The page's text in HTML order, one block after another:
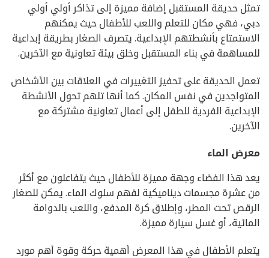
تمثل حديقة المستقبل إضافة مميزة إلى تذاكر أولي أولي
دبي، فهي مكان للتعلم واللعب للأطفال حيث يمكنهم
الاستمتاع بأنشطتهم الإبداعية. يتصرف الصغار بطريقة إبداعية
للمساهمة في بناء المستقبل وخلق بيئة تعاونية مع الآخرين.
تعمل الحديقة على تحفيز التغييرات في العلاقات بين الأشخاص
المتواجدين في نفس المكان. كما أنها تلهم تحول الأنشطة
الإبداعية الفردية للطفل إلى أعمال تعاونية مشتركة مع
الآخرين.
معرض الماء
يعد هذا الفضاء وجهة مميزة للأطفال حيث يتفاعلون مع أكثر
من عشرة مجسمات ديناميكية لفهم سلوك الماء. يمكن للصغار
الرقص تحت المطر، وإطلاق كرة المدفع، واللعب بالدوامة
المائية، أو غسل سيارة مميزة.
يتعلم الأطفال في هذا المعرض أهمية حركة وقوة أهم مورد